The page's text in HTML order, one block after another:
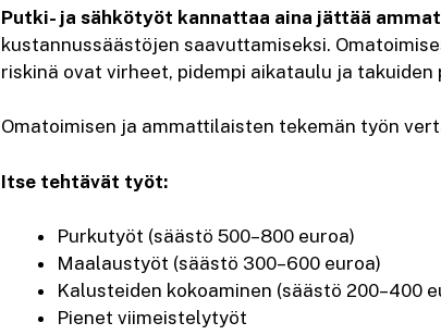
Putki- ja sähkötyöt kannattaa aina jättää
kustannussäästöjen saavuttamiseksi.
riskinä ovat virheet, pidempi aikataulu ja takuiden
Omatoimisen ja ammattilaisten tekemän työn
Itse tehtävät työt:
Purkutyöt (säästö 500–800 euroa)
Maalaustyöt (säästö 300–600 euroa)
Kalusteiden kokoaminen (säästö 200–400
Pienet viimeistelytyöt